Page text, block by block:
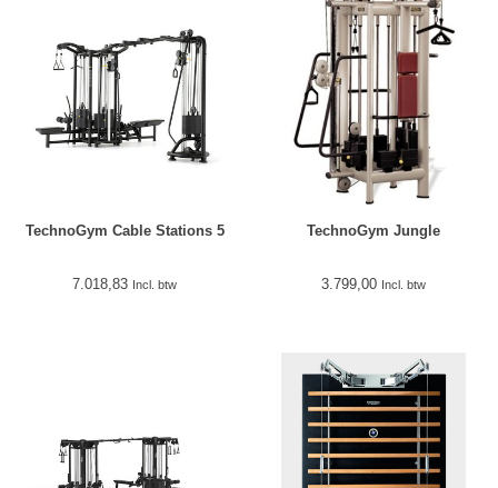
TechnoGym Cable Stations 5
7.018,83 Incl. btw
TechnoGym Jungle
3.799,00 Incl. btw